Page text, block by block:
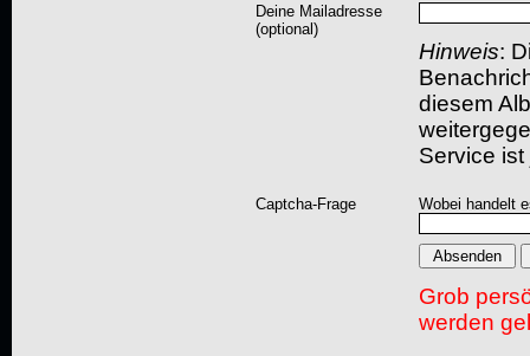
Deine Mailadresse
(optional)
Hinweis:
diesem
Service
Captcha-Frage Wobei handelt
Grob
werden